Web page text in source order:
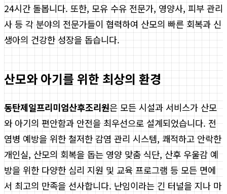
24시간 돌봅니다. 또한, 모유 수유 전문가, 영양사, 피부 관리
사 등 각 분야의 전문가들이 협력하여 산모의 빠른 회복과 신
생아의 건강한 성장을 돕습니다.
산모와 아기를 위한 최상의 환경
동탄제일프리미엄산후조리원은 모든 시설과 서비스가 산모
와 아기의 편안함과 안전을 최우선으로 설계되었습니다. 전
염병 예방을 위한 철저한 감염 관리 시스템, 쾌적하고 안락한
개인실, 산모의 회복을 돕는 영양 맞춤 식단, 산후 우울감 예
방을 위한 다양한 심리 지원 및 교육 프로그램 등 모든 면에
서 최고의 만족을 선사합니다. 난임이라는 긴 터널을 지나 마